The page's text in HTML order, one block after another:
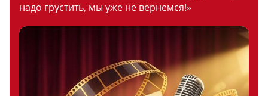
надо грустить, мы уже не вернемся!»